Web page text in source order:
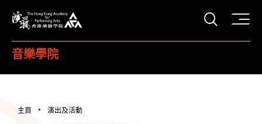
打開
音樂學院
主頁 演出及活動